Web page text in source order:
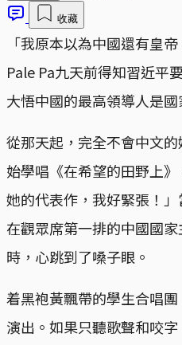
收藏
「我原本以為中國還有皇
Pale Pa九天前得知習近平
大悟中國的最高領導人是國
從那天起，完全不會中文
始學唱《在希望的田野上
她的代表作，我好緊張！
在觀眾席第一排的中國國
時，心跳到了嗓子眼。
着黑袍黃飄帶的學生合唱
演出。如果只聽歌聲和咬